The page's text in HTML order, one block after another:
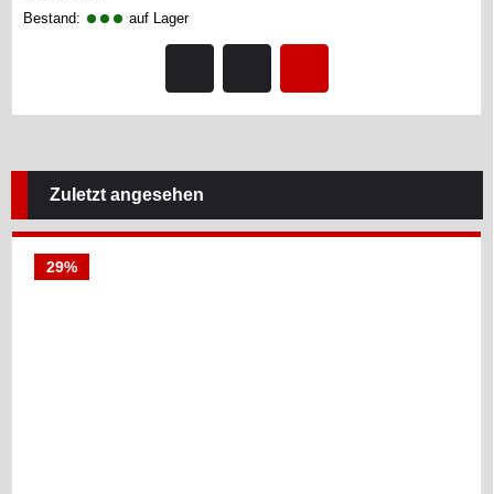
Bestand: auf Lager
Zuletzt angesehen
29%